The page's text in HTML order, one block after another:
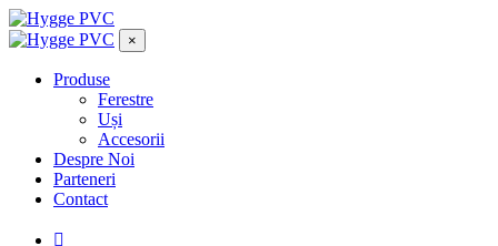
×
Produse
Ferestre
Uși
Accesorii
Despre Noi
Parteneri
Contact